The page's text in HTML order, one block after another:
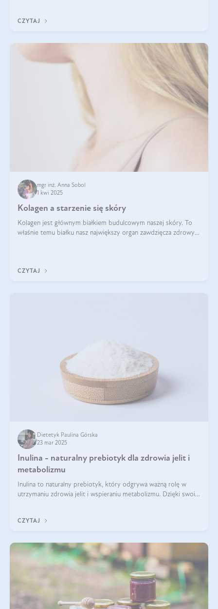
CZYTAJ
mgr inż. Anna Sobol
1 kwi 2025
Kolagen a starzenie się skóry
Kolagen jest głównym białkiem budulcowym naszej skóry. To
właśnie temu białku nasz największy organ zawdzięcza zdrowy
CZYTAJ
Dietetyk Paulina Górska
23 mar 2025
Inulina - naturalny prebiotyk dla zdrowia jelit i
metabolizmu
Inulina to naturalny prebiotyk, który odgrywa ważną rolę w
utrzymaniu zdrowia jelit i wspieraniu metabolizmu. Dzięki swoim
CZYTAJ